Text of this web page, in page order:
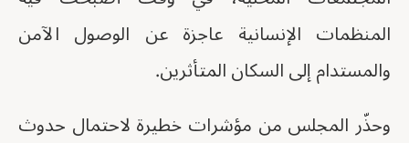
المنظمات الإنسانية عاجزة عن الوصول الآمن
والمستدام إلى السكان المتأثرين.
وحذّر المجلس من مؤشرات خطيرة لاحتمال حدوث